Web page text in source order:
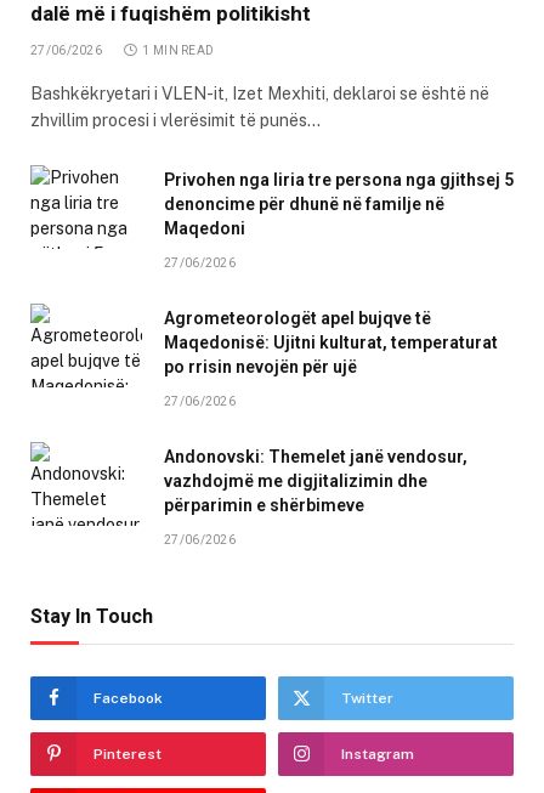
dalë më i fuqishëm politikisht
27/06/2026 1 MIN READ
Bashkëkryetari i VLEN-it, Izet Mexhiti, deklaroi se është në
zhvillim procesi i vlerësimit të punës…
Privohen nga liria tre persona nga gjithsej 5
denoncime për dhunë në familje në
Maqedoni
27/06/2026
Agrometeorologët apel bujqve të
Maqedonisë: Ujitni kulturat, temperaturat
po rrisin nevojën për ujë
27/06/2026
Andonovski: Themelet janë vendosur,
vazhdojmë me digjitalizimin dhe
përparimin e shërbimeve
27/06/2026
Stay In Touch
Facebook Twitter
Pinterest Instagram